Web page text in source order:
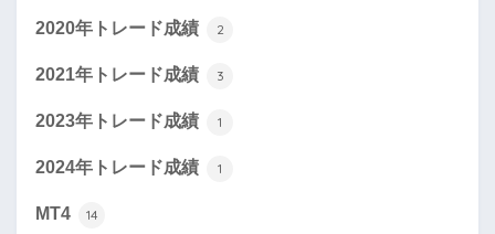
2020年トレード成績 2
2021年トレード成績 3
2023年トレード成績 1
2024年トレード成績 1
MT4 14